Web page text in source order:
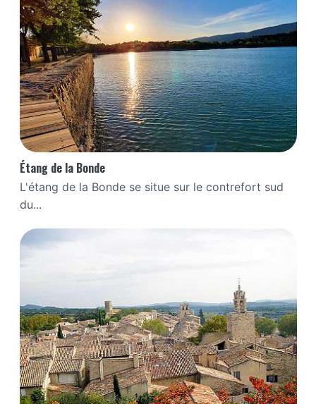
Étang de la Bonde
L'étang de la Bonde se situe sur le contrefort sud
du...